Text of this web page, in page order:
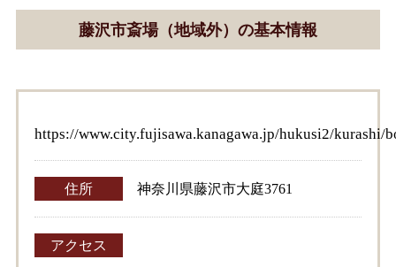
藤沢市斎場（地域外）の基本情報
https://www.city.fujisawa.kanagawa.jp/hukusi2/kurashi/
住所 神奈川県藤沢市大庭3761
アクセス